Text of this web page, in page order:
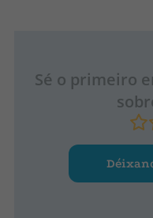
Sé o primeiro